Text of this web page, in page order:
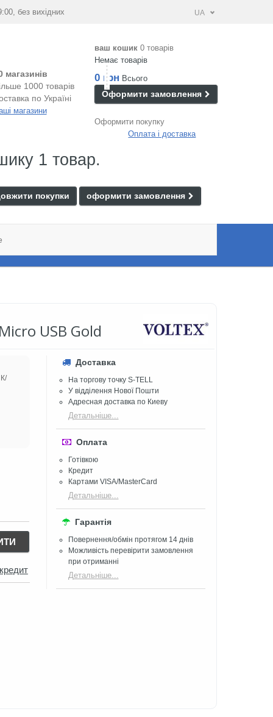
без вихідних UA
магазинів
1000 товарів
по Україні
магазини
ваш кошик 0 товарів
Немає товарів
0 грн Всього
Оформити замовлення
Оформити покупку
Оплата і доставка
1 товар.
покупки оформити замовлення
USB Gold
Доставка
На торгову точку S-TELL
У відділення Нової Пошти
Адресная доставка по Киеву
Детальніше...
Оплата
Готівкою
Кредит
Картами VISA/MasterCard
Детальніше...
Гарантія
Повернення/обмін протягом 14 днів
Можливість перевірити замовлення
при отриманні
Детальніше...